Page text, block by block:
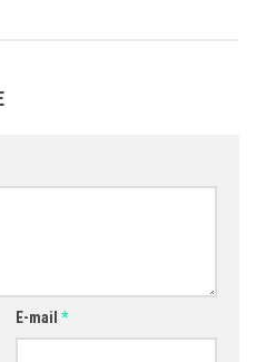
E-mail *